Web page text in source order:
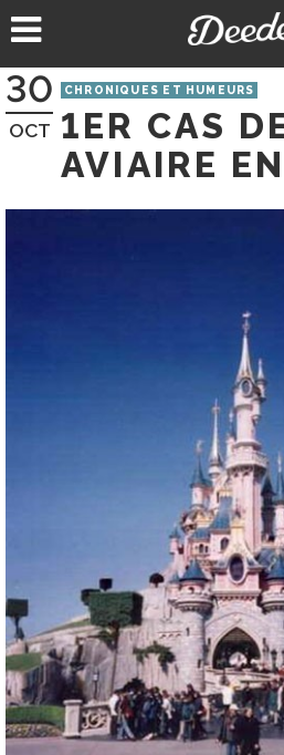
au
30
OCT
CHRONIQUES ET HUMEURS
1ER CAS
AVIAIRE